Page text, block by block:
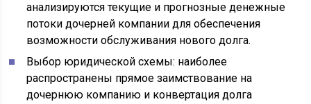
анализируются текущие и прогнозные денежные
потоки дочерней компании для обеспечения
возможности обслуживания нового долга.
Выбор юридической схемы: наиболее
распространены прямое заимствование на
дочернюю компанию и конвертация долга